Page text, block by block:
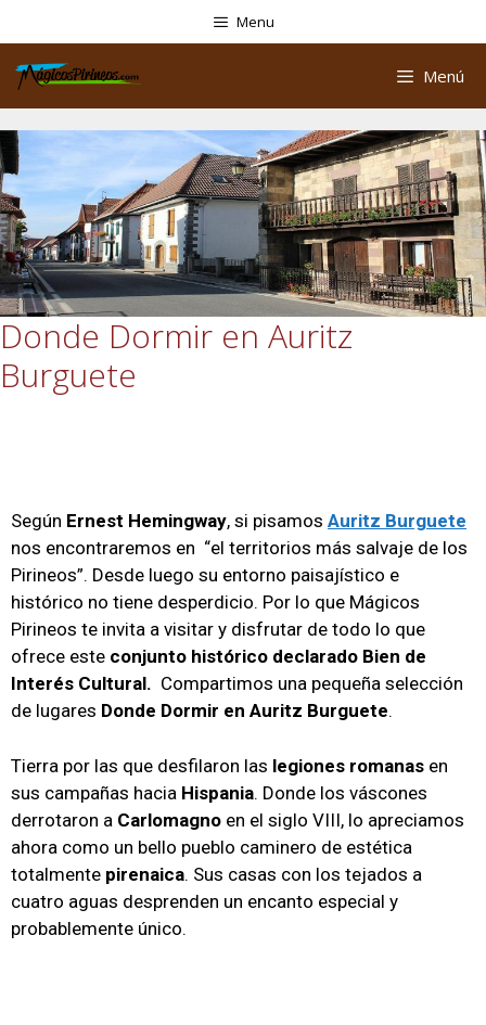
Menu
Menú
Donde Dormir en Auritz
Burguete
Según Ernest Hemingway, si pisamos Auritz Burguete
nos encontraremos en “el territorios más salvaje de los
Pirineos”. Desde luego su entorno paisajístico e
histórico no tiene desperdicio. Por lo que Mágicos
Pirineos te invita a visitar y disfrutar de todo lo que
ofrece este conjunto histórico declarado Bien de
Interés Cultural. Compartimos una pequeña selección
de lugares Donde Dormir en Auritz Burguete.
Tierra por las que desfilaron las legiones romanas en
sus campañas hacia Hispania. Donde los váscones
derrotaron a Carlomagno en el siglo VIII, lo apreciamos
ahora como un bello pueblo caminero de estética
totalmente pirenaica. Sus casas con los tejados a
cuatro aguas desprenden un encanto especial y
probablemente único.